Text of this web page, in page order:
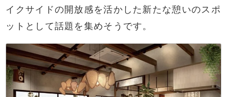
イクサイドの開放感を活かした新たな憩いのスポ
ットとして話題を集めそうです。